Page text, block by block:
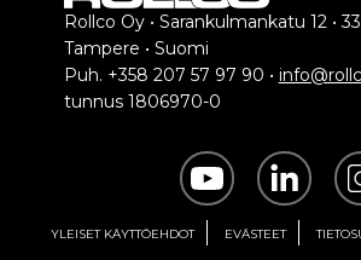
Rollco Oy • Sarankulmankatu 12 •
Tampere • Suomi
Puh. +358 207 57 97 90 •
tunnus 1806970-0
YLEISET KÄYTTÖEHDOT EVÄSTEET